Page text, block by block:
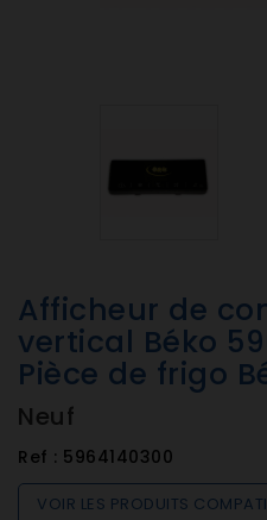
Afficheur de
vertical Béko
Pièce de frigo
Neuf
Ref : 5964140300
VOIR LES PRODUITS